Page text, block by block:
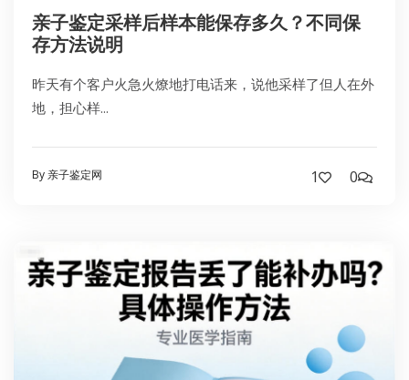
亲子鉴定采样后样本能保存多久？不同保
存方法说明
昨天有个客户火急火燎地打电话来，说他采样了但人在外
地，担心样...
By 亲子鉴定网 1 0